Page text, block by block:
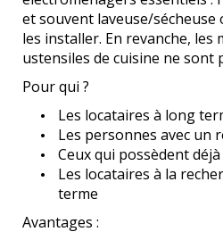
et souvent laveuse/
les installer. En revanche, les
ustensiles de cuisine ne sont
Pour qui ?
Les locataires à long
Les personnes avec un
Ceux qui possèdent
Les locataires à la
terme
Avantages :